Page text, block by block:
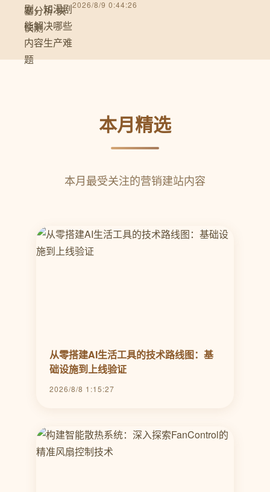
2026/8/9 0:44:26
本月精选
本月最受关注的营销建站内容
从零搭建AI生活工具的技术路线图：基
础设施到上线验证
2026/8/8 1:15:27